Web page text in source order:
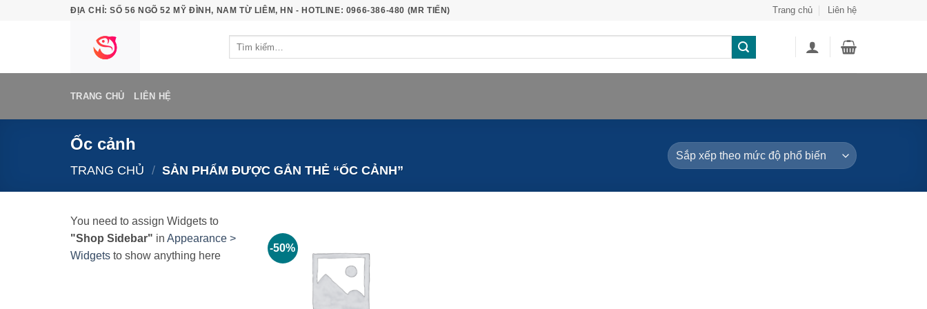
ĐỊA CHỈ: SỐ 56 NGÕ 52 MỸ ĐÌNH, NAM TỪ LIÊM, HN - HOTLINE: 0966-386-480 (MR TIẾN) Trang chủ Liên hệ
TRANG CHỦ LIÊN HỆ
Ốc cảnh
TRANG CHỦ / SẢN PHẨM ĐƯỢC GẮN THẺ “ỐC CẢNH”
You need to assign Widgets to
"Shop Sidebar" in Appearance >
Widgets to show anything here
-50%